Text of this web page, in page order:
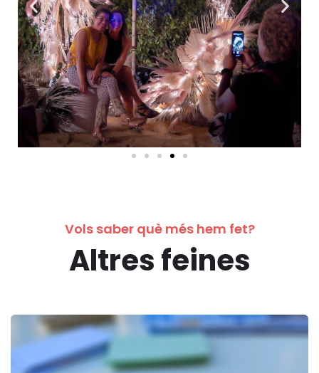
Vols saber què més hem fet?
Altres feines